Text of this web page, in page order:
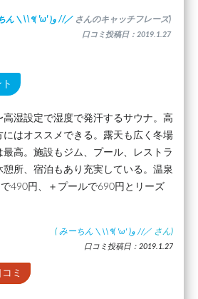
みーちん＼\\٩( 'ω' )و //／ さんのキャッチフレーズ)
口コミ投稿日：2019.1.27
湿設定で湿度で発汗するサウナ。高
はオススメできる。露天も広く冬場
高。施設もジム、プール、レストラ
憩所、宿泊もあり充実している。温泉
490円、＋プールで690円とリーズ
( みーちん＼\\٩( 'ω' )و //／ さん)
口コミ投稿日：2019.1.27
ミ